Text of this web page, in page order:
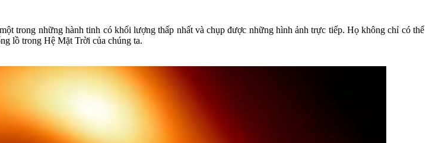
trong những hành tinh có khối lượng thấp nhất và chụp được những hình ảnh trực tiếp. Họ không chỉ có thể
lồ trong Hệ Mặt Trời của chúng ta.